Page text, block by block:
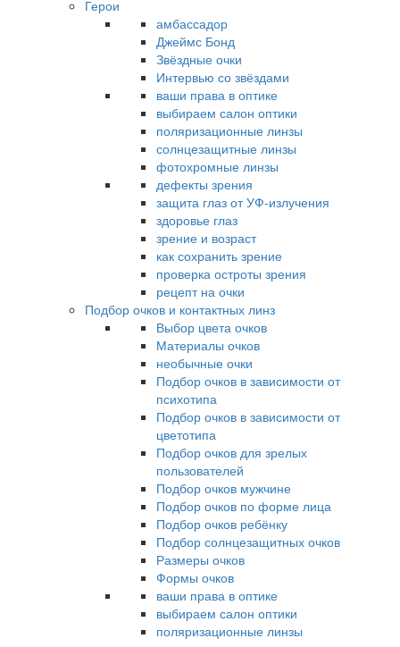
Герои
амбассадор
Джеймс Бонд
Звёздные очки
Интервью со звёздами
ваши права в оптике
выбираем салон оптики
поляризационные линзы
солнцезащитные линзы
фотохромные линзы
дефекты зрения
защита глаз от УФ-излучения
здоровье глаз
зрение и возраст
как сохранить зрение
проверка остроты зрения
рецепт на очки
Подбор очков и контактных линз
Выбор цвета очков
Материалы очков
необычные очки
Подбор очков в зависимости от
психотипа
Подбор очков в зависимости от
цветотипа
Подбор очков для зрелых
пользователей
Подбор очков мужчине
Подбор очков по форме лица
Подбор очков ребёнку
Подбор солнцезащитных очков
Размеры очков
Формы очков
ваши права в оптике
выбираем салон оптики
поляризационные линзы